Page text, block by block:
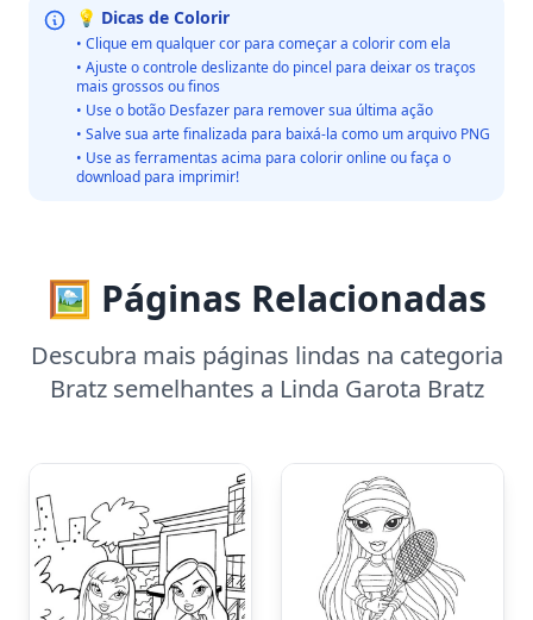
💡 Dicas de Colorir
• Clique em qualquer cor para começar a colorir com ela
• Ajuste o controle deslizante do pincel para deixar os traços
mais grossos ou finos
• Use o botão Desfazer para remover sua última ação
• Salve sua arte finalizada para baixá-la como um arquivo PNG
• Use as ferramentas acima para colorir online ou faça o
download para imprimir!
🖼️ Páginas Relacionadas
Descubra mais páginas lindas na categoria
Bratz semelhantes a Linda Garota Bratz